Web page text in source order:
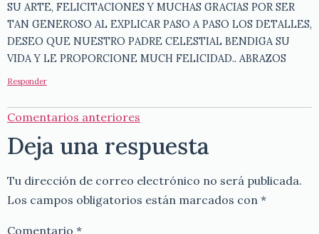
SU ARTE, FELICITACIONES Y MUCHAS GRACIAS POR SER
TAN GENEROSO AL EXPLICAR PASO A PASO LOS DETALLES,
DESEO QUE NUESTRO PADRE CELESTIAL BENDIGA SU
VIDA Y LE PROPORCIONE MUCH FELICIDAD.. ABRAZOS
Responder
Comentarios anteriores
Deja una respuesta
Tu dirección de correo electrónico no será publicada.
Los campos obligatorios están marcados con *
Comentario *